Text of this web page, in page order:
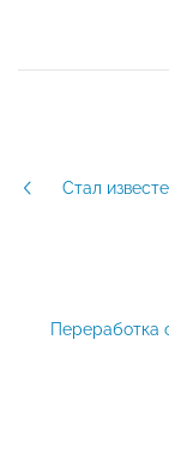
Стал
Переработка